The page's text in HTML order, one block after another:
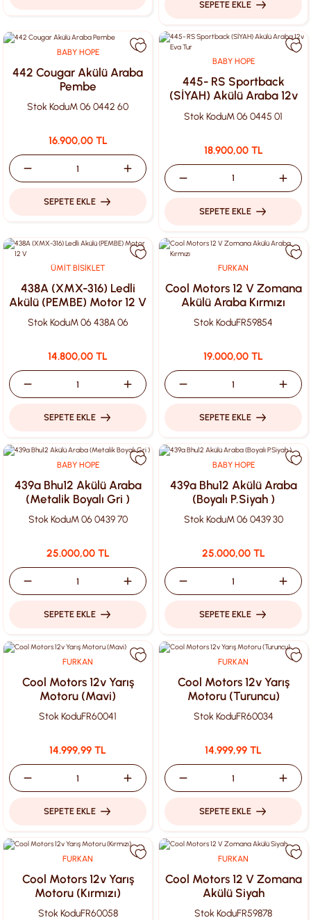
SEPETE EKLE
BABY HOPE
442 Cougar Akülü Araba
Pembe
Stok KoduM 06 0442 60
16.900,00 TL
SEPETE EKLE
BABY HOPE
445- RS Sportback
(SİYAH) Akülü Araba 12v
Eva Tur
Stok KoduM 06 0445 01
18.900,00 TL
SEPETE EKLE
ÜMİT BİSİKLET
438A (XMX-316) Ledli
Akülü (PEMBE) Motor 12 V
Stok KoduM 06 438A 06
14.800,00 TL
SEPETE EKLE
FURKAN
Cool Motors 12 V Zomana
Akülü Araba Kırmızı
Stok KoduFR59854
19.000,00 TL
SEPETE EKLE
BABY HOPE
439a Bhu12 Akülü Araba
(Metalik Boyalı Gri )
Stok KoduM 06 0439 70
25.000,00 TL
SEPETE EKLE
BABY HOPE
439a Bhu12 Akülü Araba
(Boyalı P.Siyah )
Stok KoduM 06 0439 30
25.000,00 TL
SEPETE EKLE
FURKAN
Cool Motors 12v Yarış
Motoru (Mavi)
Stok KoduFR60041
14.999,99 TL
SEPETE EKLE
FURKAN
Cool Motors 12v Yarış
Motoru (Turuncu)
Stok KoduFR60034
14.999,99 TL
SEPETE EKLE
FURKAN
Cool Motors 12v Yarış
Motoru (Kırmızı)
Stok KoduFR60058
FURKAN
Cool Motors 12 V Zomana
Akülü Siyah
Stok KoduFR59878